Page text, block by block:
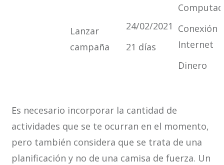
Lanzar
campaña
24/02/2021
21 días
Conexión
Internet
Dinero
Es necesario incorporar la cantidad de
actividades que se te ocurran en el momento,
pero también considera que se trata de una
planificación y no de una camisa de fuerza. Un